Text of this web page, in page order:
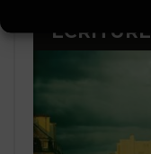
L'ÉCOLE
ÉCRITURE